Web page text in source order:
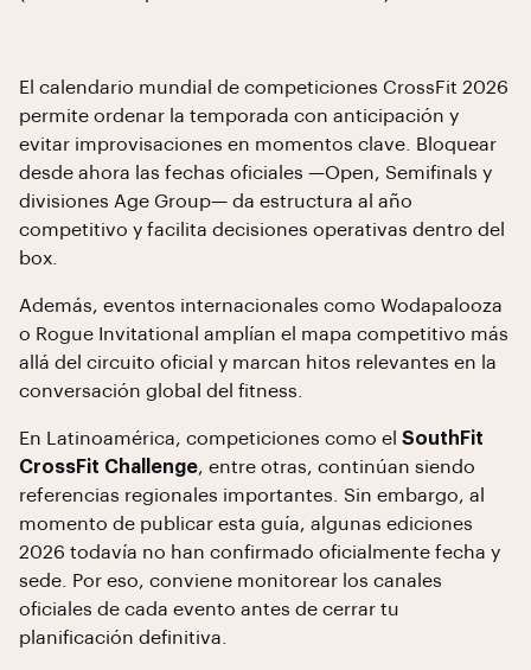
El calendario mundial de competiciones CrossFit 2026
permite ordenar la temporada con anticipación y
evitar improvisaciones en momentos clave. Bloquear
desde ahora las fechas oficiales —Open, Semifinals y
divisiones Age Group— da estructura al año
competitivo y facilita decisiones operativas dentro del
box.
Además, eventos internacionales como Wodapalooza
o Rogue Invitational amplían el mapa competitivo más
allá del circuito oficial y marcan hitos relevantes en la
conversación global del fitness.
En Latinoamérica, competiciones como el SouthFit
CrossFit Challenge, entre otras, continúan siendo
referencias regionales importantes. Sin embargo, al
momento de publicar esta guía, algunas ediciones
2026 todavía no han confirmado oficialmente fecha y
sede. Por eso, conviene monitorear los canales
oficiales de cada evento antes de cerrar tu
planificación definitiva.